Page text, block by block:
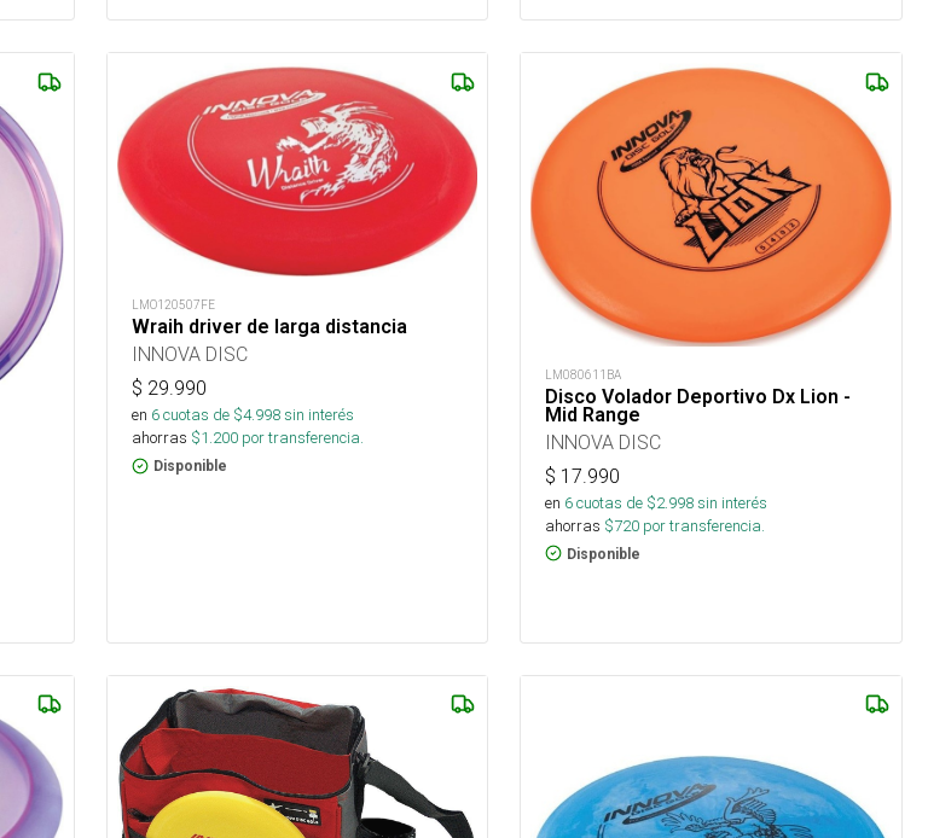
LMO120507FE
Wraih driver de larga distancia
INNOVA DISC
$ 29.990
en 6cuotas de $4.998sin interés
ahorras $1.200por transferencia.
Disponible
LM080611BA
Disco Volador Deportivo Dx Lion -
Mid Range
INNOVA DISC
$ 17.990
en 6cuotas de $2.998sin interés
ahorras $720 por transferencia.
Disponible